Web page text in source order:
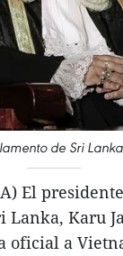
de Sri
El
Lanka, Karu
oficial a